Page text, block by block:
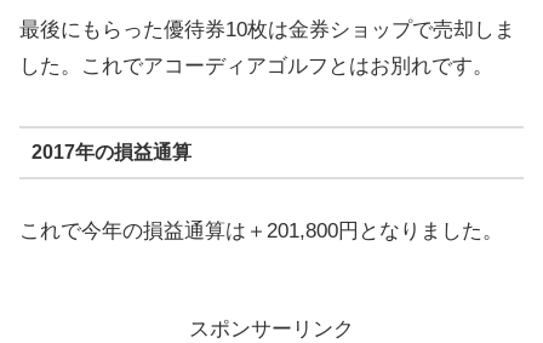
最後にもらった優待券10枚は金券ショップで売却しま
した。これでアコーディアゴルフとはお別れです。
2017年の損益通算
これで今年の損益通算は＋201,800円となりました。
スポンサーリンク